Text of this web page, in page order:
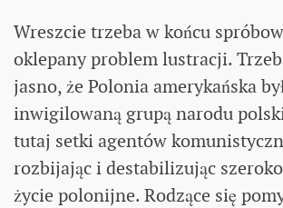
Wreszcie trzeba w końcu
oklepany problem lustracji.
jasno, że Polonia amerykańska
inwigilowaną grupą narodu
tutaj setki agentów
rozbijając i destabilizując
życie polonijne. Rodzące się